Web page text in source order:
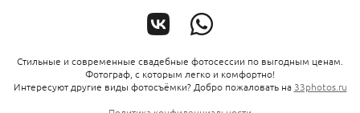
Стильные и современные свадебные фотосессии по выгодным ценам.
Фотограф, с которым легко и комфортно!
Интересуют другие виды фотосъёмки? Добро пожаловать на 33photos.ru